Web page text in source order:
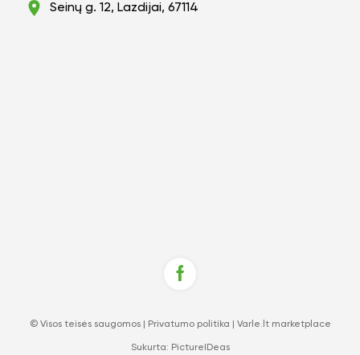
Seinų g. 12, Lazdijai, 67114
© Visos teisės saugomos | Privatumo politika Varle.lt marketplace
Sukurta: PictureIDeas